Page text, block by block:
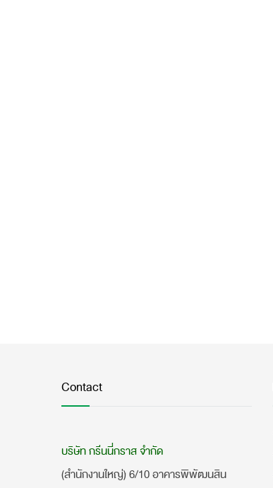
Contact
บริษัท กรีนนี่กราส จำกัด
(สำนักงานใหญ่) 6/10 อาคารพิพัฒนสิน